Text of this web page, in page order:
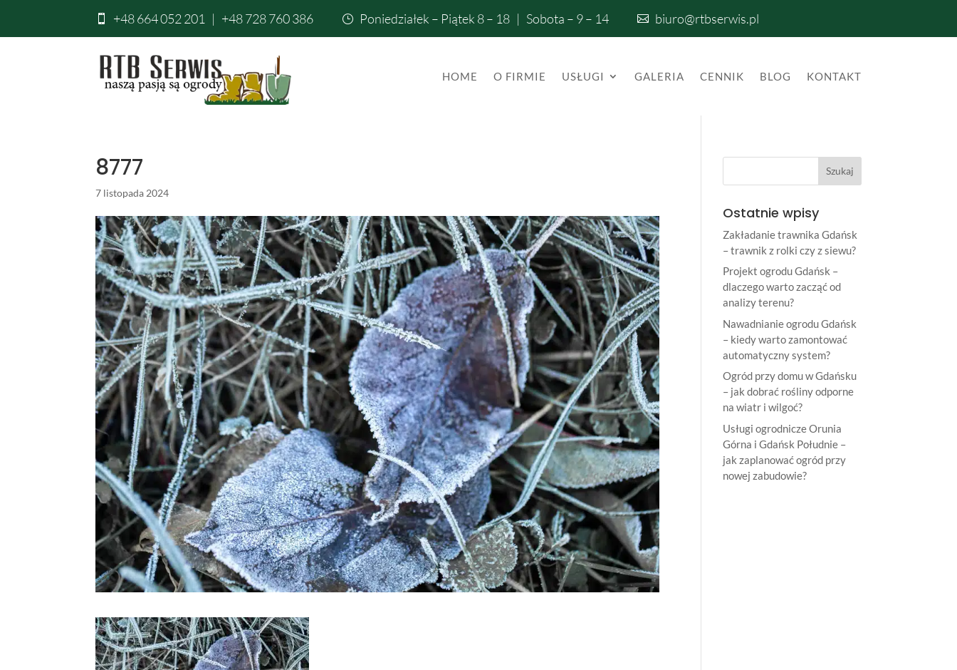
 +48 664 052 201 | +48 728 760 386 } Poniedziałek – Piątek 8 – 18 | Sobota – 9 – 14  biuro@rtbserwis.pl
HOME O FIRMIE USŁUGI GALERIA CENNIK BLOG KONTAKT
8777
7 listopada 2024
Ostatnie wpisy
Zakładanie trawnika Gdańsk
– trawnik z rolki czy z siewu?
Projekt ogrodu Gdańsk –
dlaczego warto zacząć od
analizy terenu?
Nawadnianie ogrodu Gdańsk
– kiedy warto zamontować
automatyczny system?
Ogród przy domu w Gdańsku
– jak dobrać rośliny odporne
na wiatr i wilgoć?
Usługi ogrodnicze Orunia
Górna i Gdańsk Południe –
jak zaplanować ogród przy
nowej zabudowie?